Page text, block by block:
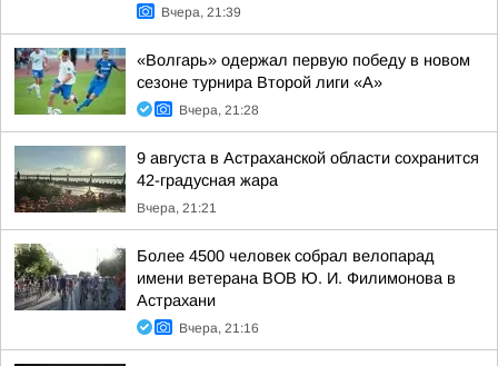
Вчера, 21:39
«Волгарь» одержал первую победу в новом
сезоне турнира Второй лиги «А»
Вчера, 21:28
9 августа в Астраханской области сохранится
42-градусная жара
Вчера, 21:21
Более 4500 человек собрал велопарад
имени ветерана ВОВ Ю. И. Филимонова в
Астрахани
Вчера, 21:16